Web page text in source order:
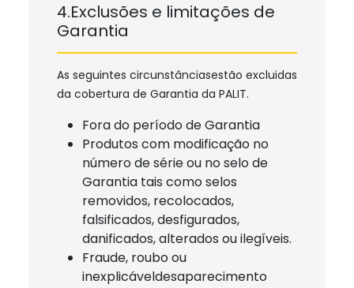
4.Exclusões e limitações de
Garantia
As seguintes circunstânciasestão excluidas
da cobertura de Garantia da PALIT.
Fora do período de Garantia
Produtos com modificação no
número de série ou no selo de
Garantia tais como selos
removidos, recolocados,
falsificados, desfigurados,
danificados, alterados ou ilegíveis.
Fraude, roubo ou
inexplicáveldesaparecimento